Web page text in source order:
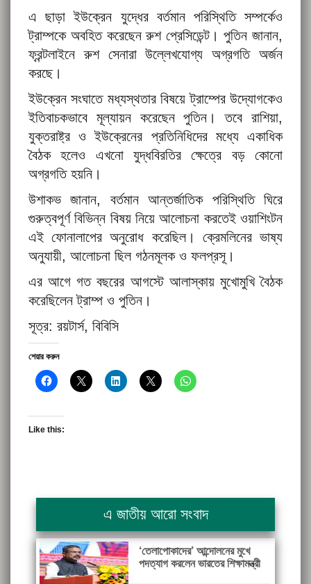
এ ছাড়া ইউক্রেন যুদ্ধের বর্তমান পরিস্থিতি সম্পর্কেও
ট্রাম্পকে অবহিত করেছেন রুশ প্রেসিডেন্ট। পুতিন জানান,
ফ্রন্টলাইনে রুশ সেনারা উল্লেখযোগ্য অগ্রগতি অর্জন
করছে।
ইউক্রেন সংঘাতে মধ্যস্থতার বিষয়ে ট্রাম্পের উদ্যোগকেও
ইতিবাচকভাবে মূল্যায়ন করেছেন পুতিন। তবে রাশিয়া,
যুক্তরাষ্ট্র ও ইউক্রেনের প্রতিনিধিদের মধ্যে একাধিক
বৈঠক হলেও এখনো যুদ্ধবিরতির ক্ষেত্রে বড় কোনো
অগ্রগতি হয়নি।
উশাকভ জানান, বর্তমান আন্তর্জাতিক পরিস্থিতি ঘিরে
গুরুত্বপূর্ণ বিভিন্ন বিষয় নিয়ে আলোচনা করতেই ওয়াশিংটন
এই ফোনালাপের অনুরোধ করেছিল। ক্রেমলিনের ভাষ্য
অনুযায়ী, আলোচনা ছিল গঠনমূলক ও ফলপ্রসূ।
এর আগে গত বছরের আগস্টে আলাস্কায় মুখোমুখি বৈঠক
করেছিলেন ট্রাম্প ও পুতিন।
সূত্র: রয়টার্স, বিবিসি
শেয়ার করুন
Like this:
এ জাতীয় আরো সংবাদ
‘তেলাপোকাদের’ আন্দোলনের মুখে
পদত্যাগ করলেন ভারতের শিক্ষামন্ত্রী